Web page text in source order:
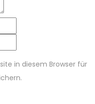
in diesem Browser für